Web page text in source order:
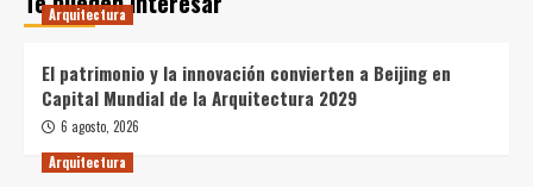
Arquitectura
El patrimonio y la innovación convierten a Beijing en
Capital Mundial de la Arquitectura 2029
6 agosto, 2026
Arquitectura